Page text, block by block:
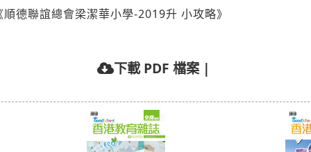
順德聯誼總會梁潔華小學-2019升 小攻略》
下載 PDF 檔案 |